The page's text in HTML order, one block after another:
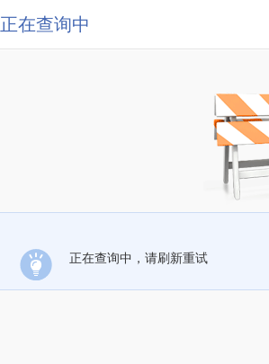
正在查询中
正在查询中，请刷新重试